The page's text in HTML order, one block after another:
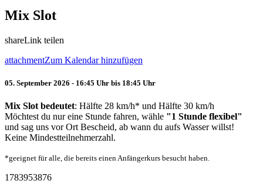
Mix Slot
shareLink teilen
attachmentZum Kalendar hinzufügen
05. September 2026 - 16:45 Uhr bis 18:45 Uhr
Mix Slot bedeutet: Hälfte 28 km/h* und Hälfte 30 km/h
Möchtest du nur eine Stunde fahren, wähle "1 Stunde flexibel"
und sag uns vor Ort Bescheid, ab wann du aufs Wasser willst!
Keine Mindestteilnehmerzahl.
*geeignet für alle, die bereits einen Anfängerkurs besucht haben.
1783953876